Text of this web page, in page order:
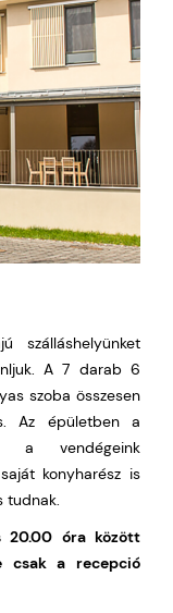
szálláshelyünket
A 7 darab 6
szoba összesen
Az épületben a
a vendégeink
konyharész is
tudnak.
20.00 óra között
csak a recepció